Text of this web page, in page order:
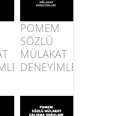
POMEM
SÖZLÜ
MÜLAKAT
DENEYİMLERİ